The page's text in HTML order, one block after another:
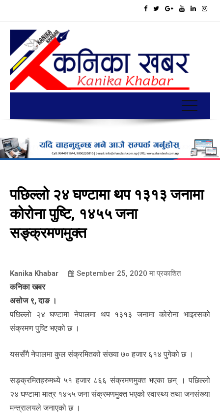
पछिल्लो २४ घण्टामा थप १३१३ जनामा
कोरोना पुष्टि, १४५५ जना
सङ्क्रमणमुक्त
Kanika Khabar September 25, 2020 मा प्रकाशित
कनिका खबर
असोज ९, दाङ ।
पछिल्लो २४ घण्टामा नेपालमा थप १३१३ जनामा कोरोना भाइरसको
संक्रमण पुष्टि भएको छ ।
यससँगै नेपालमा कुल संक्रमितको संख्या ७० हजार ६१४ पुगेको छ ।
सङ्क्रमितहरुमध्ये ५१ हजार ८६६ संक्रमणमुक्त भएका छन् । पछिल्लो
२४ घण्टामा मात्र १४५५ जना संक्रमणमुक्त भएको स्वास्थ्य तथा जनसंख्या
मन्त्रालयले जनाएको छ ।